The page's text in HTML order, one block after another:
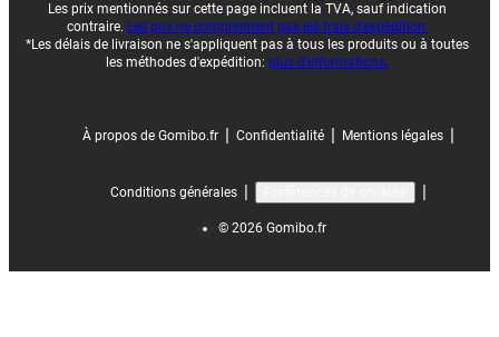
Les prix mentionnés sur cette page incluent la TVA, sauf indication
contraire. Les prix ne comprennent pas les frais d'expédition.
*Les délais de livraison ne s'appliquent pas à tous les produits ou à toutes
les méthodes d'expédition: plus d'informations.
À propos de Gomibo.fr Confidentialité Mentions légales
Conditions générales
© 2026 Gomibo.fr